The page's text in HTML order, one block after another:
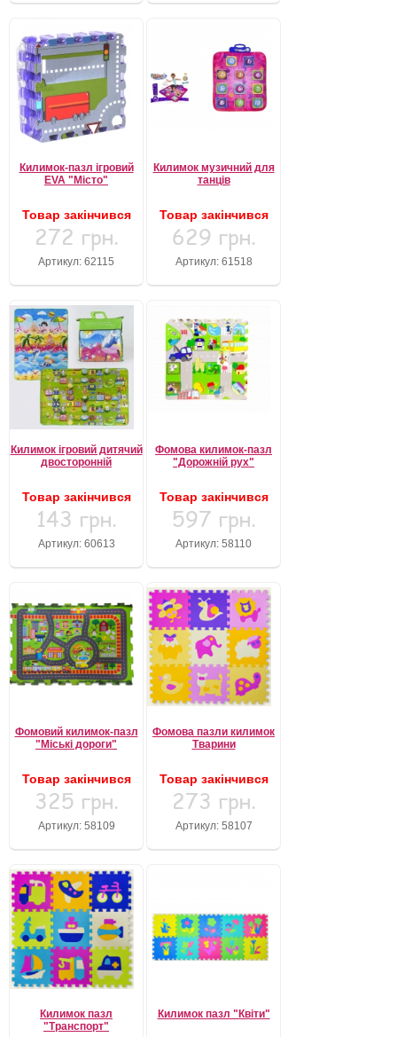
Килимок-пазл ігровий
EVA "Місто"
Товар закінчився
272 грн.
Артикул: 62115
Килимок музичний для
танців
Товар закінчився
629 грн.
Артикул: 61518
Килимок ігровий дитячий
двосторонній
Товар закінчився
143 грн.
Артикул: 60613
Фомова килимок-пазл
"Дорожній рух"
Товар закінчився
597 грн.
Артикул: 58110
Фомовий килимок-пазл
"Міські дороги"
Товар закінчився
325 грн.
Артикул: 58109
Фомова пазли килимок
Тварини
Товар закінчився
273 грн.
Артикул: 58107
Килимок пазл
"Транспорт"
Килимок пазл "Квіти"